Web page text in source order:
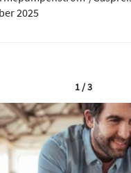
2025
1 / 3